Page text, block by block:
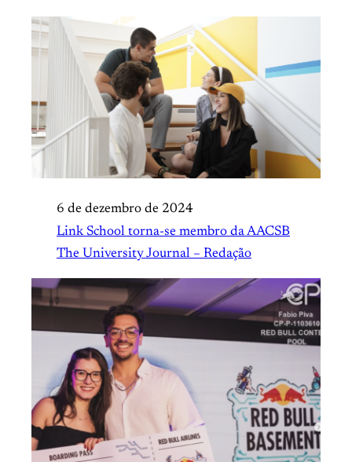
6 de dezembro de 2024
Link School torna-se membro da AACSB
The University Journal – Redação